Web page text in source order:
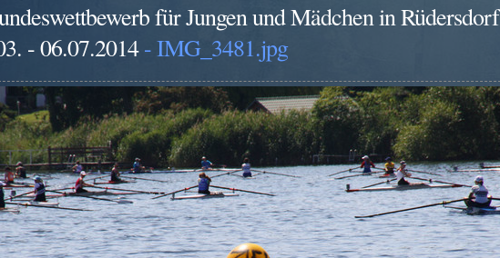
für Jungen und Mädchen in Rüdersdorf
- 06.07.2014- IMG_3481.jpg